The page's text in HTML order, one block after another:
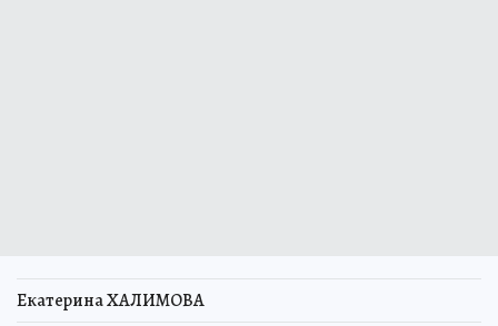
Екатерина ХАЛИМОВА